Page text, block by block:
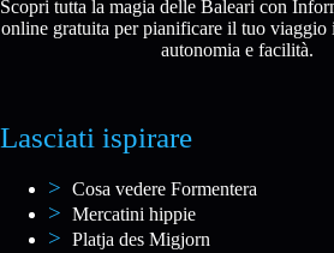
Scopri tutta la magia delle Baleari con
online gratuita per pianificare il tuo viaggio
autonomia e facilità.
Lasciati ispirare
Cosa vedere Formentera
Mercatini hippie
Platja des Migjorn